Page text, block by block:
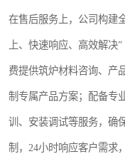
在售后服务上，公司构建
上、快速响应、高效解决
费提供筑炉材料咨询、产
制专属产品方案；配备专
训、安装调试等服务，确
制，24小时响应客户需求